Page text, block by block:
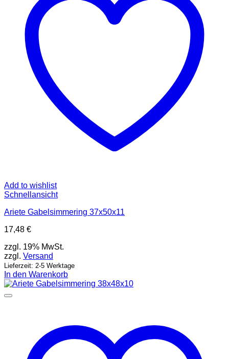
Add to wishlist
Schnellansicht
Ariete Gabelsimmering 37x50x11
17,48 €
zzgl. 19% MwSt.
zzgl. Versand
Lieferzeit: 2-5 Werktage
In den Warenkorb